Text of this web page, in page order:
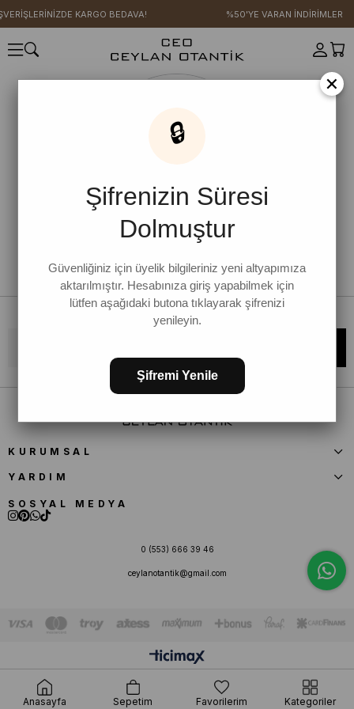
KARGO BEDAVA! %50'YE VARAN İNDİRİMLER
Bültene kaydolun, kampanya ve yenilikleri kaçırmayın!
KURUMSAL
YARDIM
SOSYAL MEDYA
0 (553) 666 39 46
ceylanotantik@gmail.com
×
🔒
Şifrenizin Süresi
Dolmuştur
Güvenliğiniz için üyelik bilgileriniz yeni altyapımıza
aktarılmıştır. Hesabınıza giriş yapabilmek için
lütfen aşağıdaki butona tıklayarak şifrenizi
yenileyin.
Şifremi Yenile
Anasayfa Sepetim Favorilerim Kategoriler